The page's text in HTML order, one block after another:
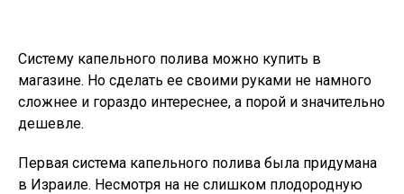
Систему капельного полива можно купить в
магазине. Но сделать ее своими руками не намного
сложнее и гораздо интереснее, а порой и значительно
дешевле.
Первая система капельного полива была придумана
в Израиле. Несмотря на не слишком плодородную